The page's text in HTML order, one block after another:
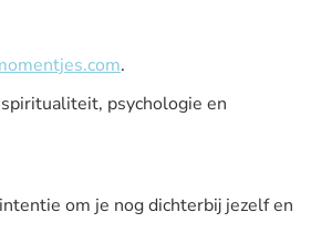
.
psychologie en
om je nog dichterbij jezelf en